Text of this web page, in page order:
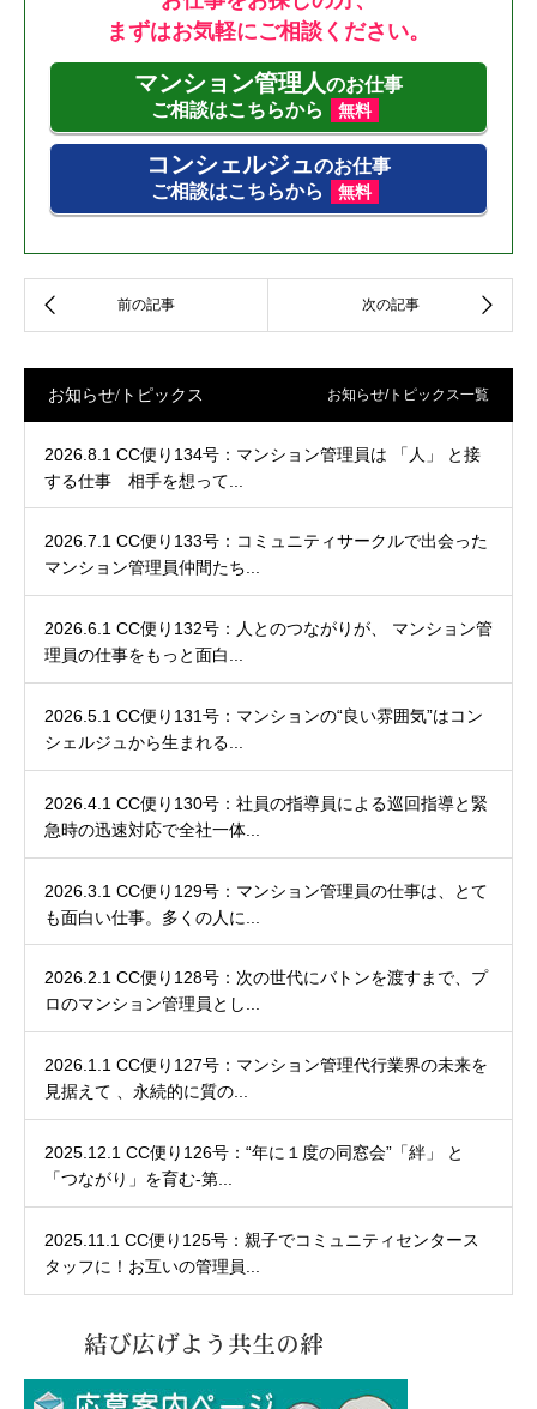
まずはお気軽にご相談ください。
マンション管理人のお仕事
ご相談はこちらから
無料
コンシェルジュのお仕事
ご相談はこちらから
無料
お知らせ/トピックス お知らせ/トピックス一覧
2026.8.1 CC便り134号：マンション管理員は 「人」 と接
する仕事 相手を想って...
2026.7.1 CC便り133号：コミュニティサークルで出会った
マンション管理員仲間たち...
2026.6.1 CC便り132号：人とのつながりが、 マンション管
理員の仕事をもっと面白...
2026.5.1 CC便り131号：マンションの“良い雰囲気”はコン
シェルジュから生まれる...
2026.4.1 CC便り130号：社員の指導員による巡回指導と緊
急時の迅速対応で全社一体...
2026.3.1 CC便り129号：マンション管理員の仕事は、とて
も面白い仕事。多くの人に...
2026.2.1 CC便り128号：次の世代にバトンを渡すまで、プ
ロのマンション管理員とし...
2026.1.1 CC便り127号：マンション管理代行業界の未来を
見据えて 、永続的に質の...
2025.12.1 CC便り126号：“年に１度の同窓会”「絆」 と
「つながり」を育む-第...
2025.11.1 CC便り125号：親子でコミュニティセンタース
タッフに！お互いの管理員...